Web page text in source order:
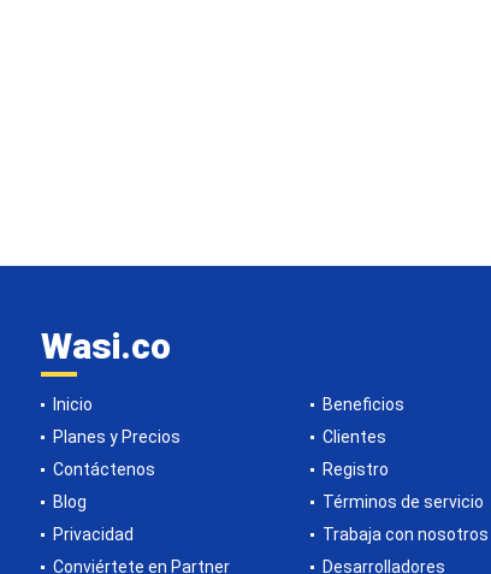
Wasi.co
Inicio
Beneficios
Planes y Precios
Clientes
Contáctenos
Registro
Blog
Términos de servicio
Privacidad
Trabaja con nosotros
Conviértete en Partner
Desarrolladores